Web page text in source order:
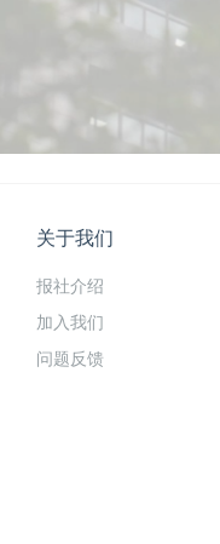
关于我们
报社介绍
加入我们
问题反馈